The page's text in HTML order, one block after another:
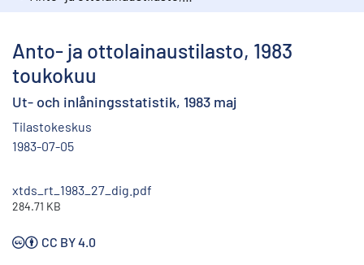
Anto- ja ottolainaustilasto, 1983
toukokuu
Ut- och inlåningsstatistik, 1983 maj
Tilastokeskus
1983-07-05
xtds_rt_1983_27_dig.pdf
284.71 KB
CC BY 4.0